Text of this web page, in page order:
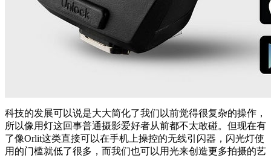
科技的发展可以说是大大简化了我们以前觉得很复杂的操作，
所以像用灯这回事普通摄影爱好者从前都不太敢碰。但现在有
了像Orlit这类直接可以在手机上操控的无线引闪器，闪光灯使
用的门槛就低了很多，而我们也可以用光来创造更多拍摄的艺